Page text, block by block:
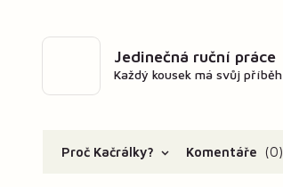
Jedinečná ruční práce
Každý kousek má svůj příběh
Proč Kačrálky? Komentáře 0